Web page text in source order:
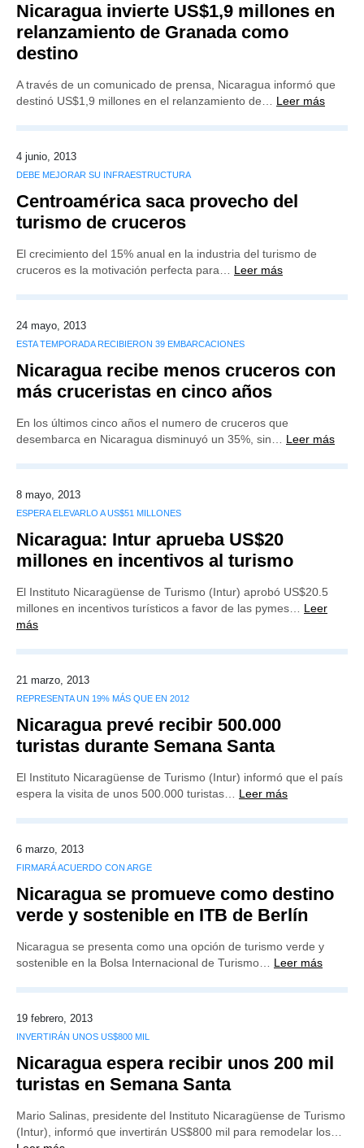
Nicaragua invierte US$1,9 millones en
relanzamiento de Granada como
destino
A través de un comunicado de prensa, Nicaragua informó que
destinó US$1,9 millones en el relanzamiento de… Leer más
4 junio, 2013
DEBE MEJORAR SU INFRAESTRUCTURA
Centroamérica saca provecho del
turismo de cruceros
El crecimiento del 15% anual en la industria del turismo de
cruceros es la motivación perfecta para… Leer más
24 mayo, 2013
ESTA TEMPORADA RECIBIERON 39 EMBARCACIONES
Nicaragua recibe menos cruceros con
más cruceristas en cinco años
En los últimos cinco años el numero de cruceros que
desembarca en Nicaragua disminuyó un 35%, sin… Leer más
8 mayo, 2013
ESPERA ELEVARLO A US$51 MILLONES
Nicaragua: Intur aprueba US$20
millones en incentivos al turismo
El Instituto Nicaragüense de Turismo (Intur) aprobó US$20.5
millones en incentivos turísticos a favor de las pymes… Leer
más
21 marzo, 2013
REPRESENTA UN 19% MÁS QUE EN 2012
Nicaragua prevé recibir 500.000
turistas durante Semana Santa
El Instituto Nicaragüense de Turismo (Intur) informó que el país
espera la visita de unos 500.000 turistas… Leer más
6 marzo, 2013
FIRMARÁ ACUERDO CON ARGE
Nicaragua se promueve como destino
verde y sostenible en ITB de Berlín
Nicaragua se presenta como una opción de turismo verde y
sostenible en la Bolsa Internacional de Turismo… Leer más
19 febrero, 2013
INVERTIRÁN UNOS US$800 MIL
Nicaragua espera recibir unos 200 mil
turistas en Semana Santa
Mario Salinas, presidente del Instituto Nicaragüense de Turismo
(Intur), informó que invertirán US$800 mil para remodelar los…